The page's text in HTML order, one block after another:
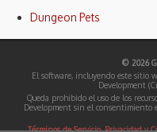
Dungeon Pets
© 2026
El software, incluyendo este sitio
Development
Queda prohibido el uso de los
Development sin el consentimiento
Términos de Servicio, Privacidad y